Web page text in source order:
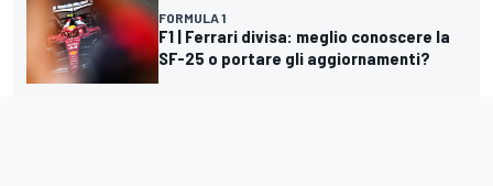
FORMULA 1
F1 | Ferrari divisa: meglio conoscere la
SF-25 o portare gli aggiornamenti?